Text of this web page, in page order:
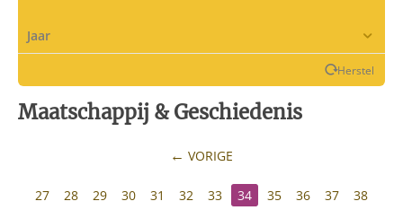
Jaar
Herstel
Maatschappij & Geschiedenis
VORIGE
27 28 29 30 31 32 33 34 35 36 37
38